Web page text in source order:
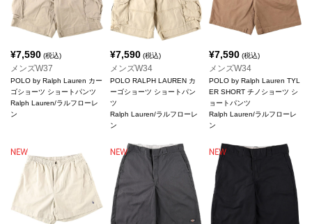
¥7,590 (税込)
メンズW37
POLO by Ralph Lauren カー
ゴショーツ ショートパンツ
Ralph Lauren/ラルフローレ
ン
¥7,590(税込)
メンズW34
POLO RALPH LAUREN カ
ーゴショーツ ショートパン
ツ
Ralph Lauren/ラルフローレ
ン
¥7,590 (税込)
メンズW34
POLO by Ralph Lauren TYL
ER SHORT チノショーツ シ
ョートパンツ
Ralph Lauren/ラルフローレ
ン